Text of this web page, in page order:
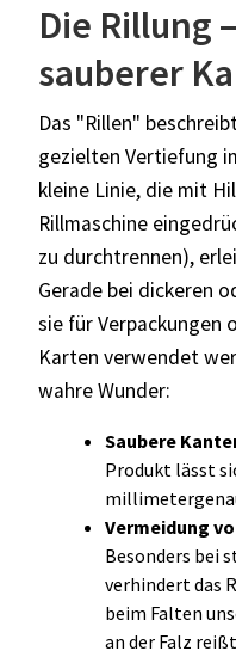
Die Rillung
sauberer
Das "Rillen"
gezielten Vertiefung
kleine Linie, die mit
Rillmaschine
zu durchtrennen),
Gerade bei dickeren
sie für Verpackungen
Karten verwendet
wahre Wunder:
Saubere
Produkt lässt
Vermeidung
Besonders bei
verhindert das
beim Falten
an der Falz